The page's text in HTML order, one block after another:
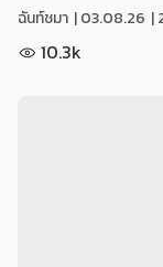
ฉันท์ชมา |03.08.26 |
10.3k